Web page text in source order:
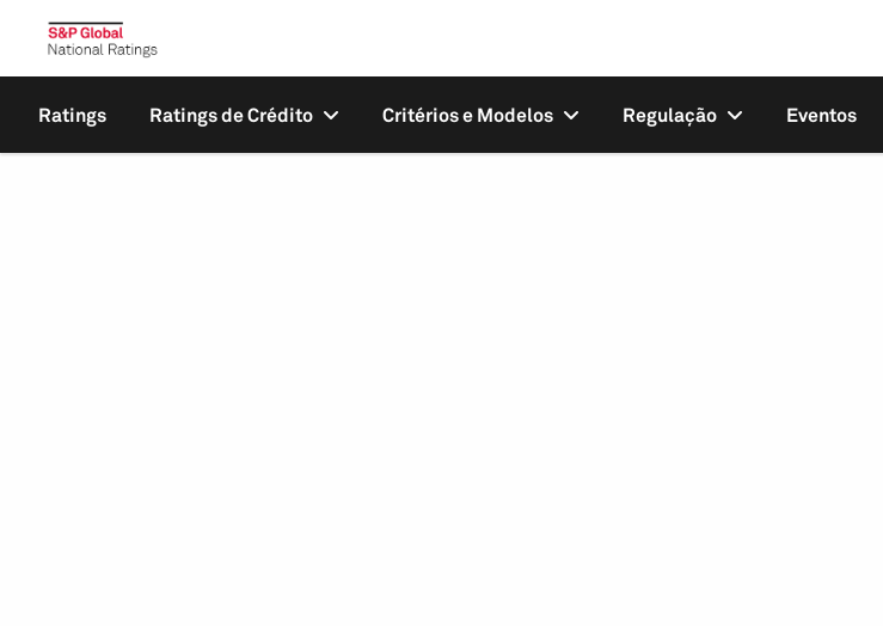
Ratings Ratings de Crédito Critérios e Modelos Regulação Eventos